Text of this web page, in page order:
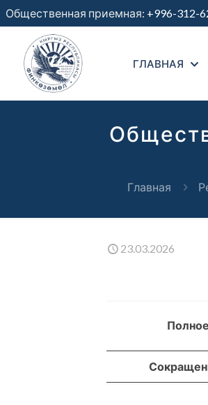
Общественная приемная: +996-312-
ГЛАВНАЯ
Главная
23.03.2026